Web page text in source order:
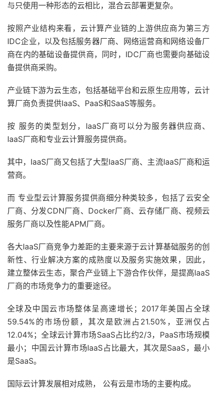
与只使用一种形态的云相比，混合云部署更复杂。
按照产业结构来看，云计算产业链的上游供应商为第三方
IDC企业，以及包括服务器厂商、网络运营商和网络设备厂
商在内的基础设备提供商，同时，IDC厂商也需要向基础设
备提供商采购。
产业链下游为云生态，包括基础平台和云原生应用等，云计
算厂商负责提供IaaS、PaaS和SaaS等服务。
按 服务的类型划分，IaaS厂商可以分为服务器供应商、
IaaS厂商和专业云计算服务提供商。
其中，IaaS厂商又包括了大型IaaS厂商、主流IaaS厂商和运
营商。
而 专业型云计算服务提供商细分种类较多，包括了云安全
厂商、分发CDN厂商、Docker厂商、云存储厂商、视频云
服务厂商以及性能APM厂商。
各大IaaS厂商竞争力差距的主要来源于云计算基础服务的创
新性、行业解决方案的成熟度以及服务实施效果，因此，
建立整体云生态，聚合产业链上下游合作伙伴，是提高IaaS
厂商的市场竞争力的重要途径。
全球及中国云市场整体呈高速增长；2017年美国占全球
59.54%的市场份额，其次是欧洲占21.50%，亚洲仅占
12.04%；全球云计算市场SaaS占比约2/3，PaaS市场规模
最小；中国云计算市场IaaS占比最大，其次是SaaS，最小
是SaaS。
国际云计算发展相对成熟， 公有云是市场的主要构成。